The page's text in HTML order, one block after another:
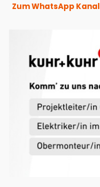
Zum WhatsApp Kanal